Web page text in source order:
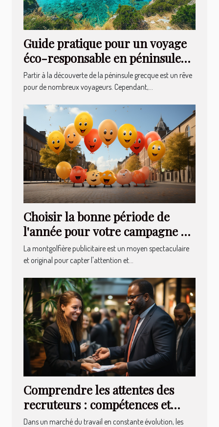
Guide pratique pour un voyage
éco-responsable en péninsule
grecque
Partir à la découverte de la péninsule grecque est un rêve
pour de nombreux voyageurs. Cependant,...
Choisir la bonne période de
l'année pour votre campagne en
montgolfière publicitaire
La montgolfière publicitaire est un moyen spectaculaire
et original pour capter l'attention et...
Comprendre les attentes des
recruteurs : compétences et
qualités recherchées
Dans un marché du travail en constante évolution, les